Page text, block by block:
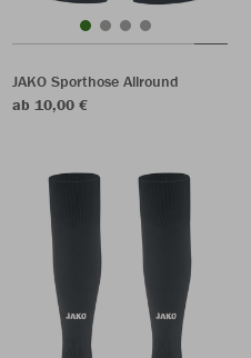
JAKO Sporthose Allround
ab 10,00 €